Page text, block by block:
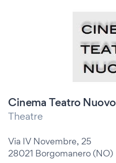
Cinema Teatro Nuovo
Theatre
Via IV Novembre, 25
28021 Borgomanero (NO)